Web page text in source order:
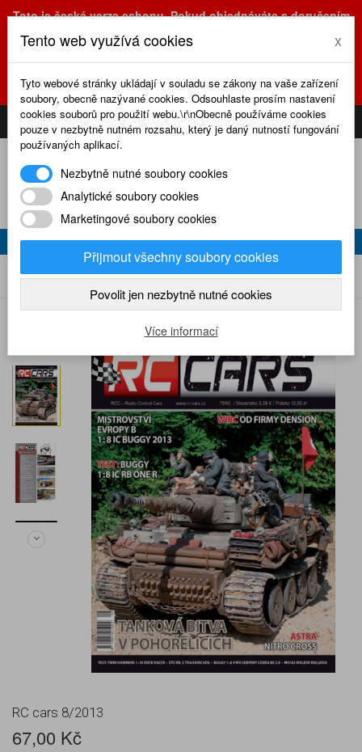
Toto je česká verze eshopu. Pokud objednáváte s doručením
(sk.eshop.rcrevue.cz - kliknutím na slovenskou vlajku)
POZOR ZMĚNA : výdejní místo a kancelář jsou nyní na adrese
Olšanská 3, Praha 3, tel. (+420) 222 723 388, 774 777 794.
CS
SK PŘIHLÁSIT KOŠÍK
RC CARS 8/2013
Home Naše časopisy RC cars 2013 RC cars 8/2013
RC cars 8/2013
67,00 Kč
Tento web využívá cookies x
Tyto webové stránky ukládají v souladu se zákony na vaše zařízení
soubory, obecně nazývané cookies. Odsouhlaste prosím nastavení
cookies souborů pro použití webu.\r\nObecně používáme cookies
pouze v nezbytně nutném rozsahu, který je daný nutností fungování
používaných aplikací.
Nezbytně nutné soubory cookies
Analytické soubory cookies
Marketingové soubory cookies
Přijmout všechny soubory cookies
Povolit jen nezbytně nutné cookies
Více informací